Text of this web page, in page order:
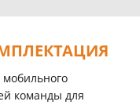
мобильного
комaнды для